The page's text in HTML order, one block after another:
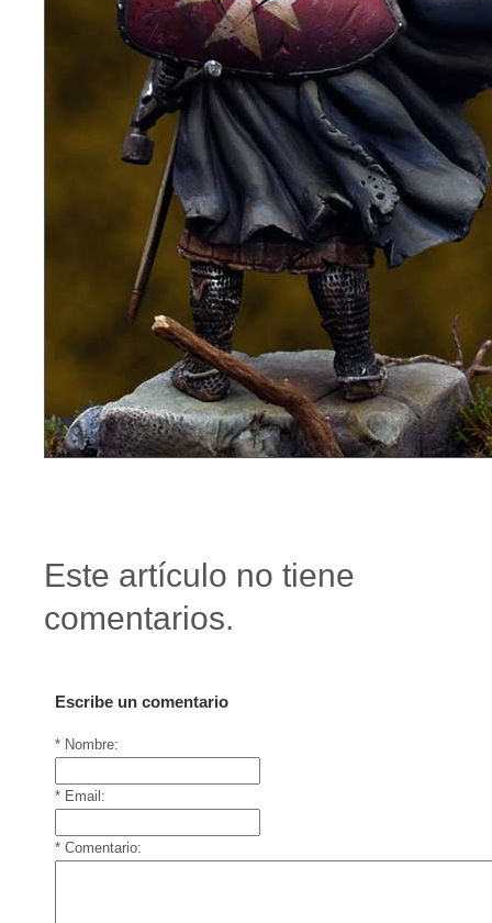
Este artículo no tiene
comentarios.
Escribe un comentario
* Nombre:
* Email:
* Comentario: